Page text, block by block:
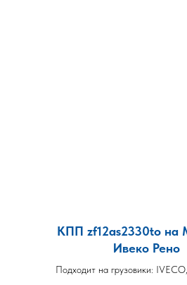
КПП zf12as2330to на
Ивеко Рено
Подходит на грузовики: